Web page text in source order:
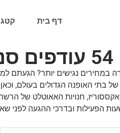
דף בית
של בתי האופנה הגדולים
אקססוריז, חנויות האאוטלט של
הפעילות ובדרכי ההגעה לפני